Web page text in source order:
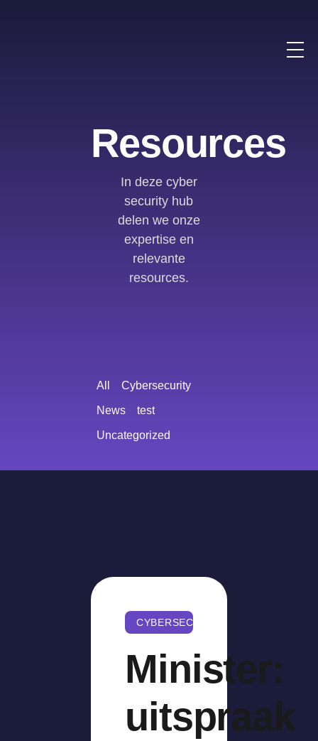
Resources
In deze cyber
security hub
delen we onze
expertise en
relevante
resources.
Cybersecurity
News test
Uncategorized
All
CYBERSECURITY
Minister:
uitspraak